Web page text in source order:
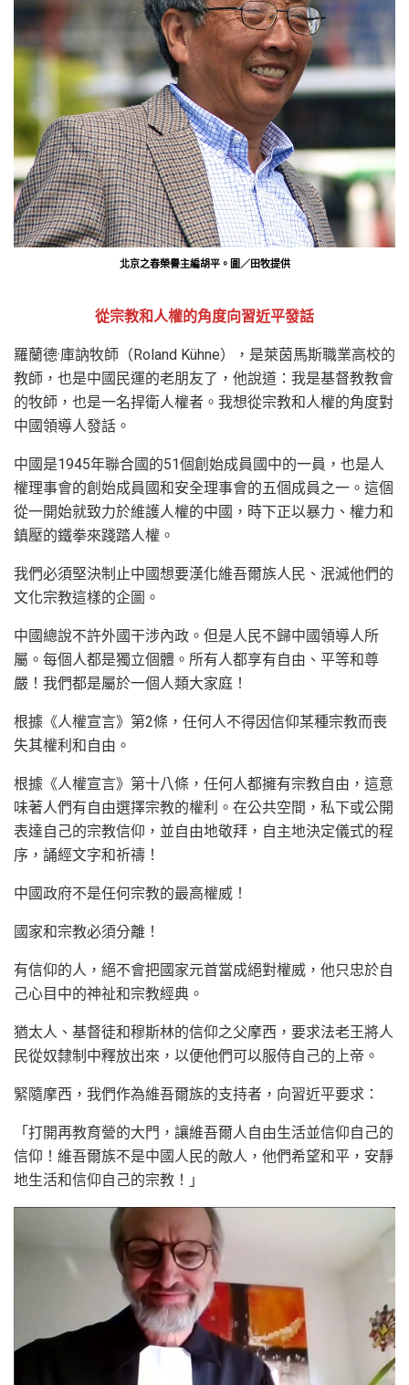
北京之春榮譽主編胡平。圖／田牧提供
從宗教和人權的角度向習近平發話
羅蘭德·庫訥牧師（Roland Kühne），是萊茵馬斯職業高校的
教師，也是中國民運的老朋友了，他說道：我是基督教教會
的牧師，也是一名捍衛人權者。我想從宗教和人權的角度對
中國領導人發話。
中國是1945年聯合國的51個創始成員國中的一員，也是人
權理事會的創始成員國和安全理事會的五個成員之一。這個
從一開始就致力於維護人權的中國，時下正以暴力、權力和
鎮壓的鐵拳來踐踏人權。
我們必須堅決制止中國想要漢化維吾爾族人民、泯滅他們的
文化宗教這樣的企圖。
中國總說不許外國干涉內政。但是人民不歸中國領導人所
屬。每個人都是獨立個體。所有人都享有自由、平等和尊
嚴！我們都是屬於一個人類大家庭！
根據《人權宣言》第2條，任何人不得因信仰某種宗教而喪
失其權利和自由。
根據《人權宣言》第十八條，任何人都擁有宗教自由，這意
味著人們有自由選擇宗教的權利。在公共空間，私下或公開
表達自己的宗教信仰，並自由地敬拜，自主地決定儀式的程
序，誦經文字和祈禱！
中國政府不是任何宗教的最高權威！
國家和宗教必須分離！
有信仰的人，絕不會把國家元首當成絕對權威，他只忠於自
己心目中的神祉和宗教經典。
猶太人、基督徒和穆斯林的信仰之父摩西，要求法老王將人
民從奴隸制中釋放出來，以便他們可以服侍自己的上帝。
緊隨摩西，我們作為維吾爾族的支持者，向習近平要求：
「打開再教育營的大門，讓維吾爾人自由生活並信仰自己的
信仰！維吾爾族不是中國人民的敵人，他們希望和平，安靜
地生活和信仰自己的宗教！」